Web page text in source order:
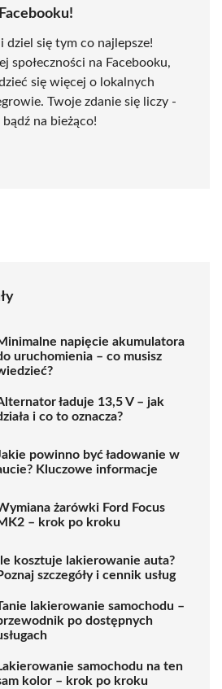
się tym co najlepsze!
społeczności na Facebooku,
się więcej o lokalnych
Twoje zdanie się liczy -
na bieżąco!
napięcie akumulatora
uruchomienia – co musisz
ładuje 13,5 V – jak
i co to oznacza?
powinno być ładowanie w
Kluczowe informacje
żarówki Ford Focus
– krok po kroku
Ile kosztuje lakierowanie auta?
szczegóły i cennik usług
lakierowanie samochodu –
po dostępnych
samochodu na ten
kolor – krok po kroku